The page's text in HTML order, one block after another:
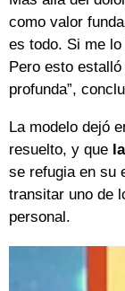
como valor
es todo. Si me
Pero esto
profunda”,
La modelo dejó
resuelto, y que
se refugia en su
transitar uno de
personal.